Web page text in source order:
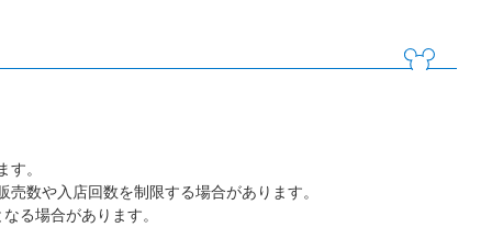
。
数や入店回数を制限する場合があります。
る場合があります。